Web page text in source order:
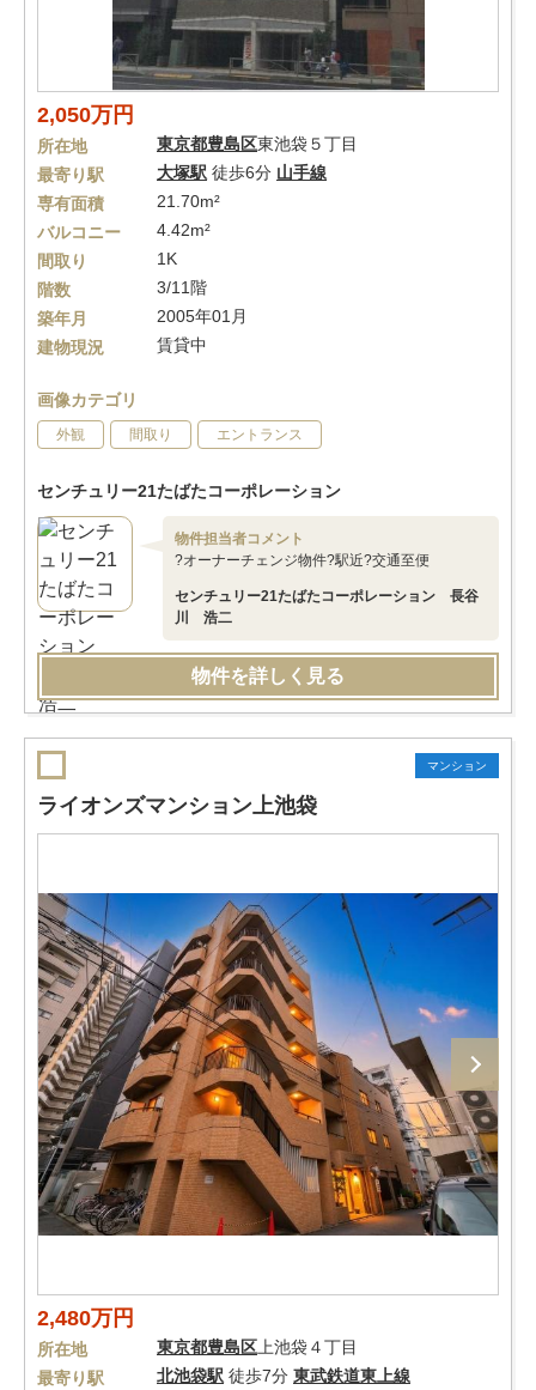
2,050万円
所在地 東京都豊島区東池袋５丁目
最寄り駅
大塚駅 徒歩6分 山手線
専有面積
21.70m²
バルコニー
4.42m²
間取り
1K
階数
3/11階
築年月
2005年01月
建物現況
賃貸中
画像カテゴリ
外観 間取り エントランス
センチュリー21たばたコーポレーション
物件担当者コメント
?オーナーチェンジ物件?駅近?交通至便
センチュリー21たばたコーポレーション 長谷
川 浩二
物件を詳しく見る
マンション
ライオンズマンション上池袋
2,480万円
所在地 東京都豊島区 上池袋４丁目
最寄り駅
北池袋駅 徒歩7分 東武鉄道東上線